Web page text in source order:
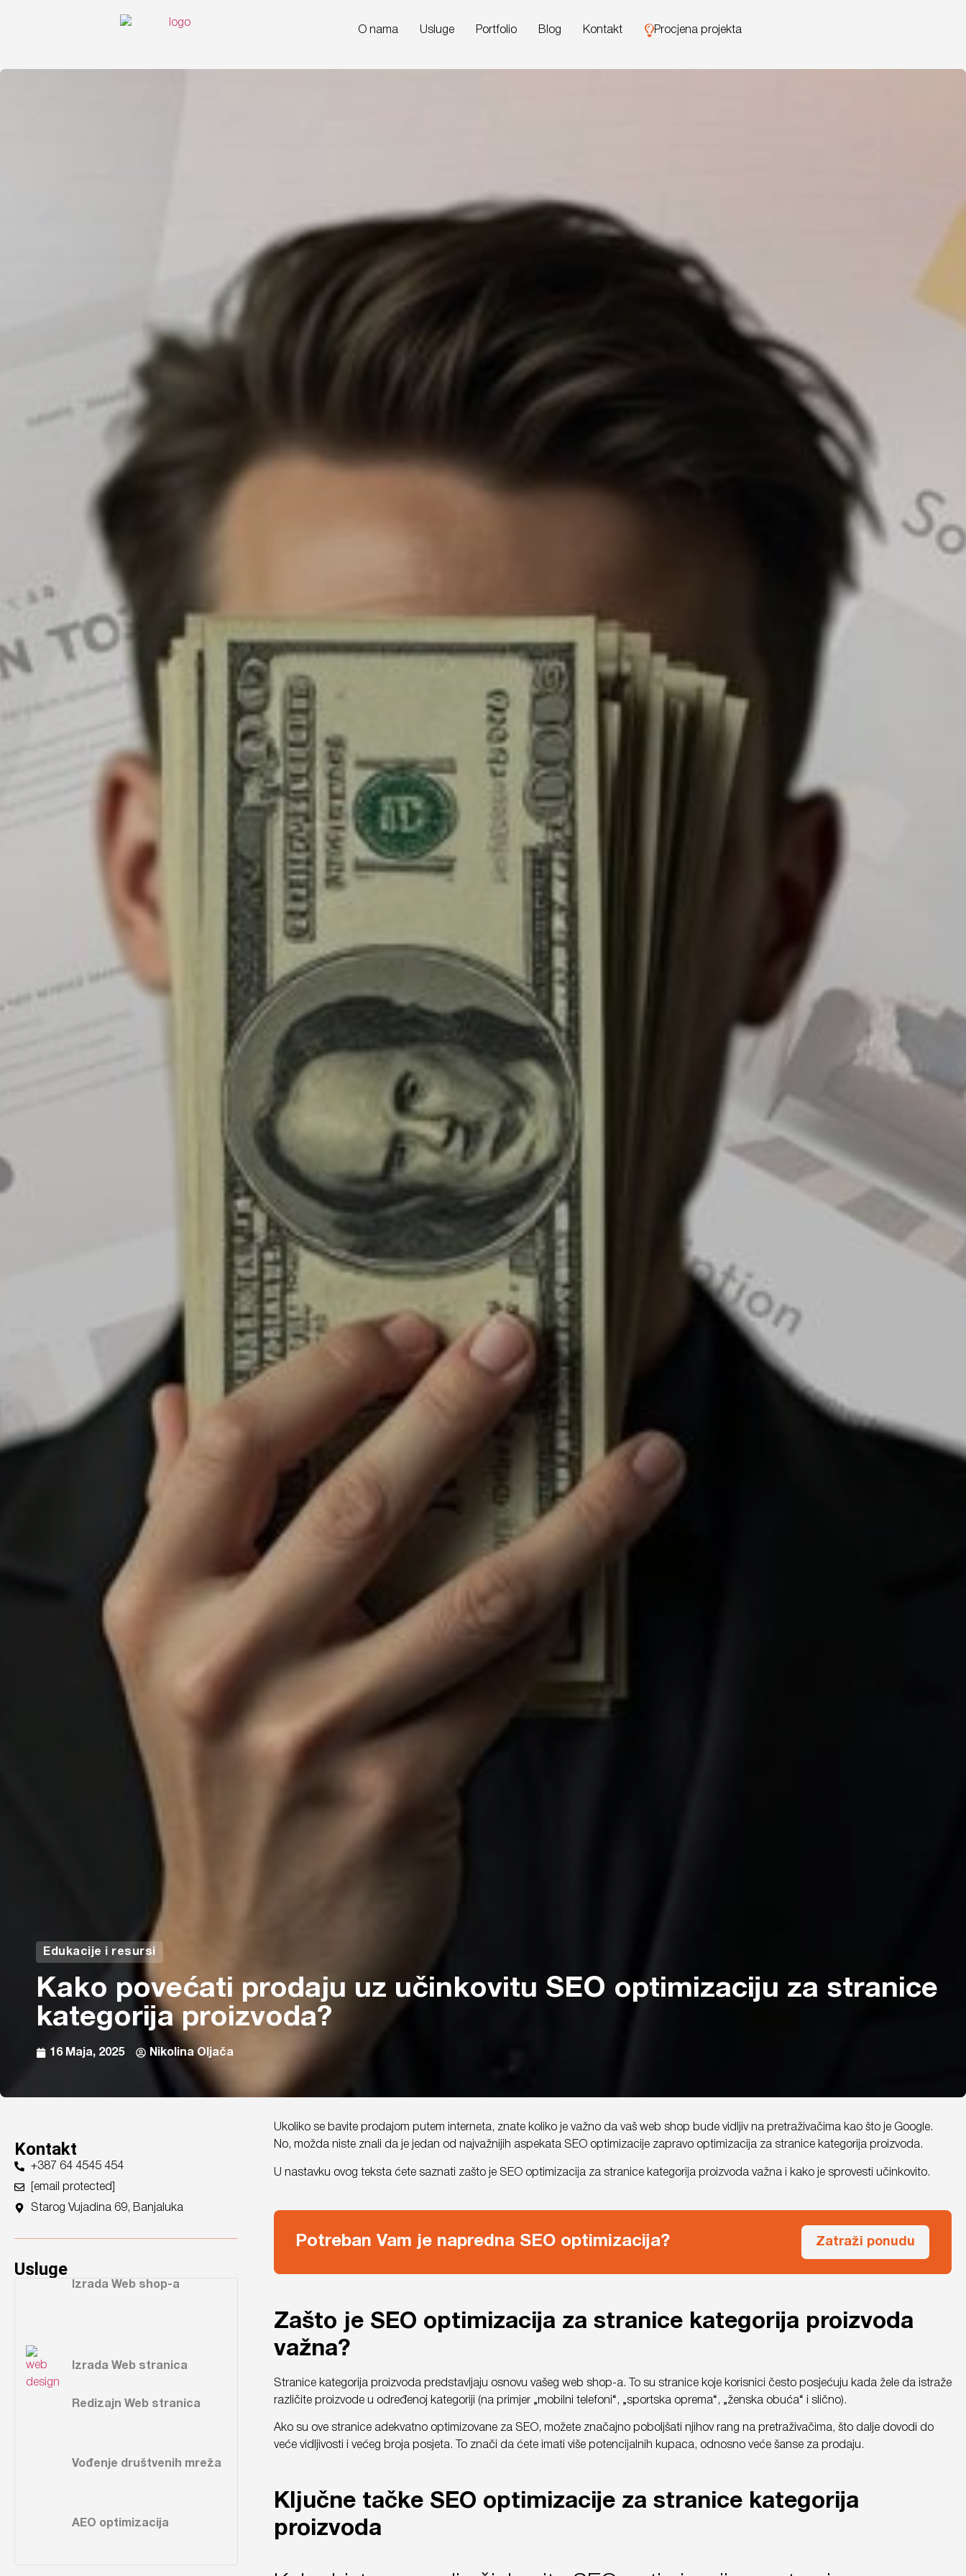
O nama Usluge Portfolio Blog Kontakt Procjena projekta
Kako povećati prodaju uz učinkovitu SEO optimizaciju za stranice
kategorija proizvoda?
16 Maja, 2025 Nikolina Oljača
Edukacije i resursi
Kontakt
+387 64 4545 454
[email protected]
Starog Vujadina 69, Banjaluka
Usluge
Izrada Web shop-a
Izrada Web stranica
Redizajn Web stranica
Vođenje društvenih mreža
AEO optimizacija
Ukoliko se bavite prodajom putem interneta, znate koliko je važno da vaš web shop bude vidljiv na pretraživačima kao što je Google.
No, možda niste znali da je jedan od najvažnijih aspekata SEO optimizacije zapravo optimizacija za stranice kategorija proizvoda.
U nastavku ovog teksta ćete saznati zašto je SEO optimizacija za stranice kategorija proizvoda važna i kako je sprovesti učinkovito.
Potreban Vam je napredna SEO optimizacija? Zatraži ponudu
Zašto je SEO optimizacija za stranice kategorija proizvoda
važna?
Stranice kategorija proizvoda predstavljaju osnovu vašeg web shop-a. To su stranice koje korisnici često posjećuju kada žele da istraže
različite proizvode u određenoj kategoriji (na primjer „mobilni telefoni“, „sportska oprema“, „ženska obuća“ i slično).
Ako su ove stranice adekvatno optimizovane za SEO, možete značajno poboljšati njihov rang na pretraživačima, što dalje dovodi do
veće vidljivosti i većeg broja posjeta. To znači da ćete imati više potencijalnih kupaca, odnosno veće šanse za prodaju.
Ključne tačke SEO optimizacije za stranice kategorija
proizvoda